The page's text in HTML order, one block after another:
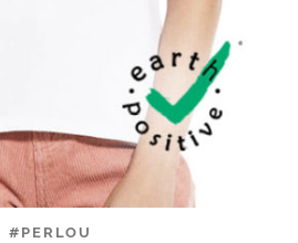
#PERLOU